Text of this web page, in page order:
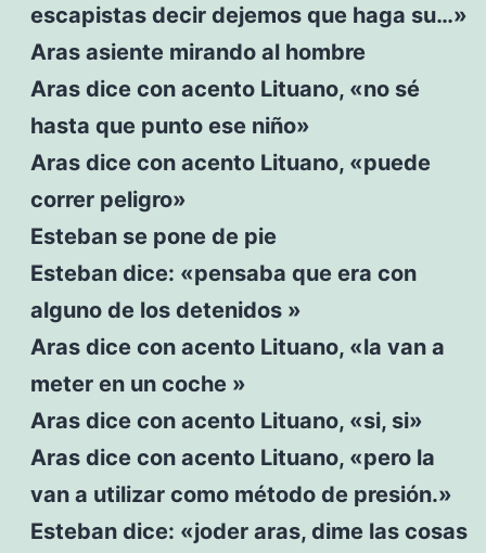
escapistas decir dejemos que haga su…»
Aras asiente mirando al hombre
Aras dice con acento Lituano, «no sé
hasta que punto ese niño»
Aras dice con acento Lituano, «puede
correr peligro»
Esteban se pone de pie
Esteban dice: «pensaba que era con
alguno de los detenidos »
Aras dice con acento Lituano, «la van a
meter en un coche »
Aras dice con acento Lituano, «si, si»
Aras dice con acento Lituano, «pero la
van a utilizar como método de presión.»
Esteban dice: «joder aras, dime las cosas